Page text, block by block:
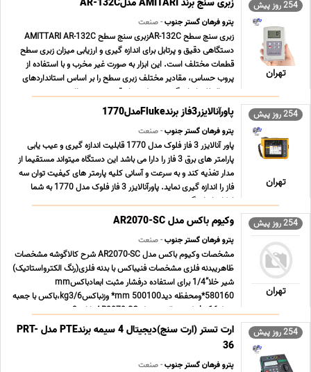
254 روز پیش
تهران
پترو فرهان گستر جنوب- صنعت
زبری سنج سطح AR-132Cزبری سنج سطح AMITTARI AR-132C
دستگاهی دقیق و پرتابل برای اندازه گیری و ارزیابی میزان زبری سطح
قطعات مختلف است. این ابزار به صورت غیر مخرب و با استفاده از
پروب حساس، مقادیر مختلف زبری سطح را بر اساس استانداردهای
بین المللی اندازه گیری می کند. با دقت و سرعت بالا ... ...
254 روز پیش
تهران
پاورآنالایزر3فاز برندFlukeمدل1770
پترو فرهان گستر جنوب- صنعت
پاور آنالایزر 3 فاز فلوک مدل 1770 قابلیت اندازه گیری و عیب یابی
پارامتر های برق 3 فاز را دارا می باشد این دستگاه میتواند مستقیما از
مدار تغذیه کند و به سرعت و آسانی کلیه پارمتر های کیفیت توان سه
فاز را اندازه گیری نماید. پاورآنالایزر 3 فاز فلوک مدل 1770 به شما
امکان اندازه گیری و ... ...
254 روز پیش
تهران
وکیوم باکس مدل AR2070-SC
پترو فرهان گستر جنوب- صنعت
مشخصات وکیوم باکس مدل AR2070-SC شرح کالاگوشه مشخصات
ظاهریبدنه فلزی مشخصات فنیباکس با بدنه فلزی(رنگ الکترواستاتیک)
شیر خلا”1/4 برای استفاده درفشار مثبت ابعادباکسmm
580160*ومحفظه دیدmm 500100* وزنباکسkg3/6،باکس با جعبه
حملkg16 وکیوم باکس مدل AR2070-SCدارای 3 عدد پمپ مورد
استفاده به ... ...
254 روز پیش
ارت تستر (ارت سنج)دیجیتال 4 سیمه برندPTE مدل PRT-
36
پترو فرهان گستر جنوب- صنعت